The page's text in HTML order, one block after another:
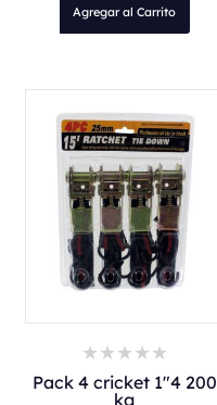
Agregar al Carrito
Pack 4 cricket 1"4 200
kg